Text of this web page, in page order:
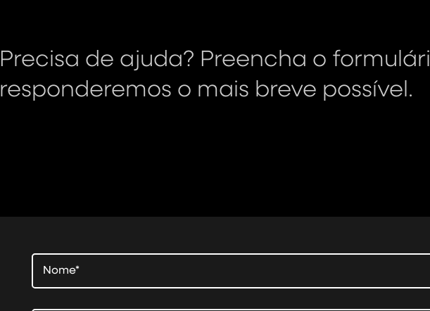
Precisa de ajuda? Preencha o
responderemos o mais breve possível.
Nome*